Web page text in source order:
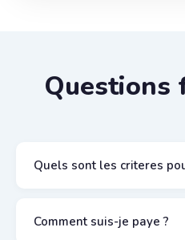
Questions
Quels sont les criteres
Comment suis-je paye ?